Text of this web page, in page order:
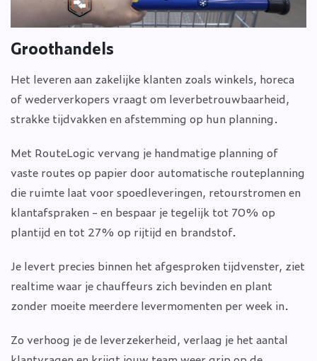
Groothandels
Het leveren aan zakelijke klanten zoals winkels, horeca
of wederverkopers vraagt om leverbetrouwbaarheid,
strakke tijdvakken en afstemming op hun planning.
Met RouteLogic vervang je handmatige planning of
vaste routes op papier door automatische routeplanning
die ruimte laat voor spoedleveringen, retourstromen en
klantafspraken - en bespaar je tegelijk tot 70% op
plantijd en tot 27% op rijtijd en brandstof.
Je levert precies binnen het afgesproken tijdvenster, ziet
realtime waar je chauffeurs zich bevinden en plant
zonder moeite meerdere levermomenten per week in.
Zo verhoog je de leverzekerheid, verlaag je het aantal